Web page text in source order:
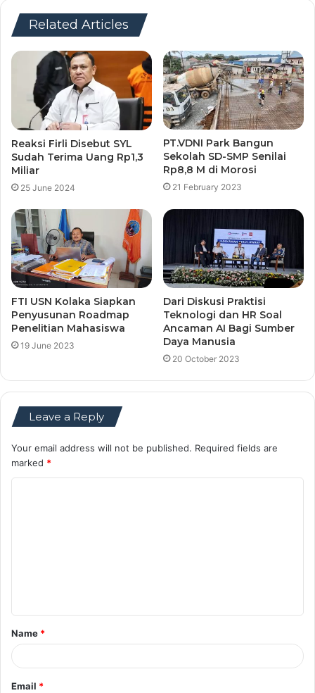
Related Articles
Reaksi Firli Disebut SYL
Sudah Terima Uang Rp1,3
Miliar
25 June 2024
PT.VDNI Park Bangun
Sekolah SD-SMP Senilai
Rp8,8 M di Morosi
21 February 2023
FTI USN Kolaka Siapkan
Penyusunan Roadmap
Penelitian Mahasiswa
19 June 2023
Dari Diskusi Praktisi
Teknologi dan HR Soal
Ancaman AI Bagi Sumber
Daya Manusia
20 October 2023
Leave a Reply
Your email address will not be published. Required fields are
marked *
t
*
Name *
Email *